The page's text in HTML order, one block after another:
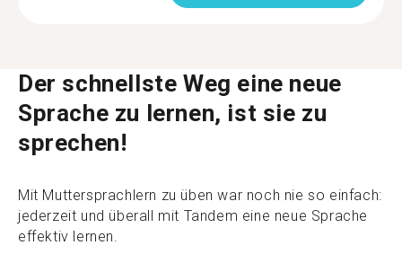
Der schnellste Weg eine neue
Sprache zu lernen, ist sie zu
sprechen!
Mit Muttersprachlern zu üben war noch nie so einfach:
jederzeit und überall mit Tandem eine neue Sprache
effektiv lernen.